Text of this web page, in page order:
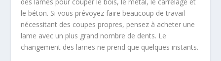
le béton. Si vous prévoyez faire beaucoup de travail
nécessitant des coupes propres, pensez à acheter une
lame avec un plus grand nombre de dents. Le
changement des lames ne prend que quelques instants.